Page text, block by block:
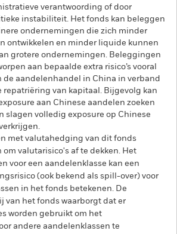
verantwoording of door
instabiliteit. Het fonds kan beleggen
ondernemingen die zich minder
ontwikkelen en minder liquide kunnen
grotere ondernemingen. Beleggingen
aan bepaalde extra risico’s vooral
de aandelenhandel in China in verband
van kapitaal. Bijgevolg kan
aan Chinese aandelen zoeken
slagen volledig exposure op Chinese
met valutahedging van dit fonds
valutarisico's af te dekken. Het
voor een aandelenklasse kan een
(ook bekend als spill-over) voor
in het fonds betekenen. De
van het fonds waarborgt dat er
worden gebruikt om het
andere aandelenklassen te